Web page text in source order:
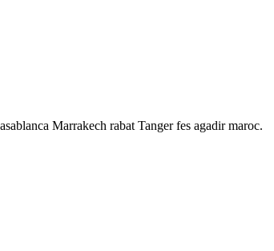
Marrakech rabat Tanger fes agadir maroc.